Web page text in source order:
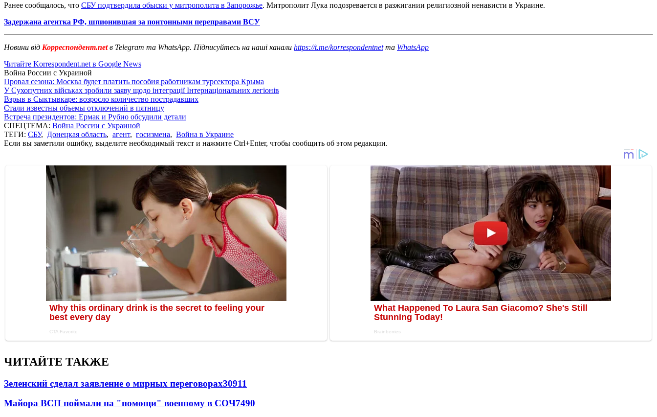
Ранее сообщалось, что СБУ подтвердила обыски у митрополита в Запорожье. Митрополит Лука подозревается в разжигании религиозной ненависти в Украине.
Задержана агентка РФ, шпионившая за понтонными переправами ВСУ
Новини від Корреспондент.netв Telegram та WhatsApp. Підписуйтесь на наші канали https://t.me/korrespondentnetта WhatsApp
Читайте Korrespondent.net в Google News
Война России с Украиной
Провал сезона: Москва будет платить пособия работникам турсектора Крыма
У Сухопутних військах зробили заяву щодо інтеграції Інтернаціональних легіонів
Взрыв в Сыктывкаре: возросло количество пострадавших
Стали известны объемы отключений в пятницу
Встреча президентов: Ермак и Рубио обсудили детали
СПЕЦТЕМА: Война России с Украиной
ТЕГИ: СБУ, Донецкая область, агент, госизмена, Война в Украине
Если вы заметили ошибку, выделите необходимый текст и нажмите Ctrl+Enter, чтобы сообщить об этом редакции.
ЧИТАЙТЕ ТАКЖЕ
Зеленский сделал заявление о мирных переговорах30911
Майора ВСП поймали на "помощи" военному в СОЧ7490